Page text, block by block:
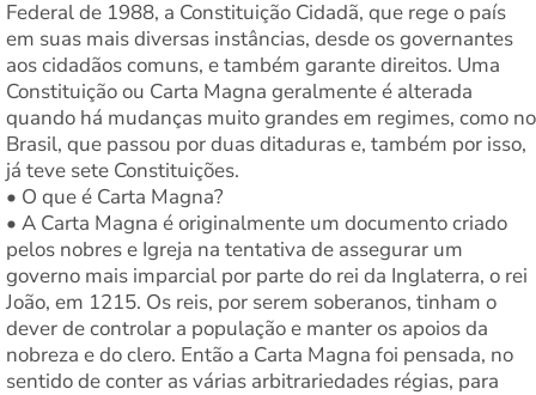
Federal de 1988, a Constituição Cidadã, que rege o país
em suas mais diversas instâncias, desde os governantes
aos cidadãos comuns, e também garante direitos. Uma
Constituição ou Carta Magna geralmente é alterada
quando há mudanças muito grandes em regimes, como no
Brasil, que passou por duas ditaduras e, também por isso,
já teve sete Constituições.
• O que é Carta Magna?
• A Carta Magna é originalmente um documento criado
pelos nobres e Igreja na tentativa de assegurar um
governo mais imparcial por parte do rei da Inglaterra, o rei
João, em 1215. Os reis, por serem soberanos, tinham o
dever de controlar a população e manter os apoios da
nobreza e do clero. Então a Carta Magna foi pensada, no
sentido de conter as várias arbitrariedades régias, para